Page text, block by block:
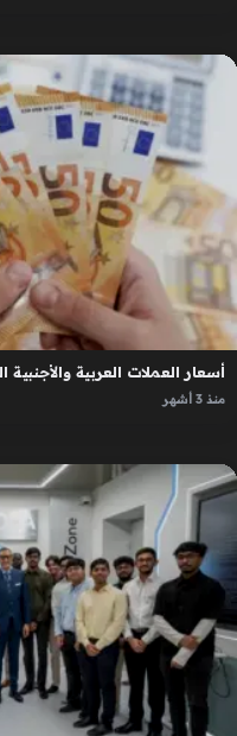
أسعار العملات العربية والأجنبية اليوم
منذ 3 أشهر